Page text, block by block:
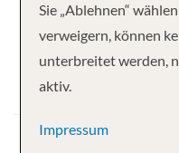
7
Sie „Ablehnen“
verweigern, können
unterbreitet werden,
aktiv.
Impressum